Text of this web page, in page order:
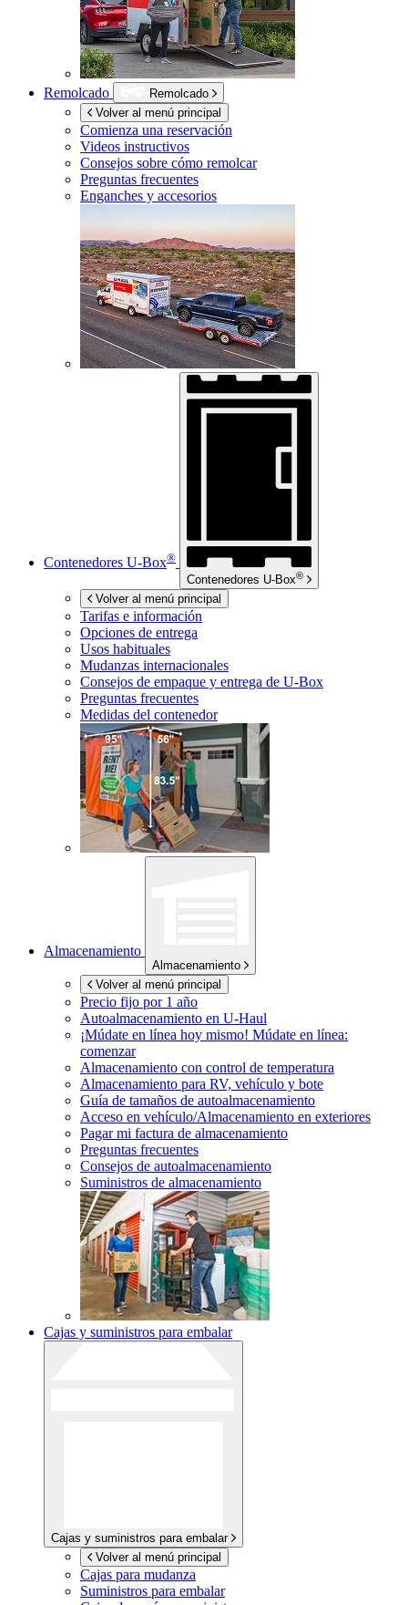
Remolcado
Remolcado
Volver al menú principal
Comienza una reservación
Videos instructivos
Consejos sobre cómo remolcar
Preguntas frecuentes
Enganches y accesorios
Contenedores U-Box®
Contenedores U-Box®
Volver al menú principal
Tarifas e información
Opciones de entrega
Usos habituales
Mudanzas internacionales
Consejos de empaque y entrega de U-Box
Preguntas frecuentes
Medidas del contenedor
Almacenamiento
Almacenamiento
Volver al menú principal
Precio fijo por 1 año
Autoalmacenamiento en U-Haul
¡Múdate en línea hoy mismo! Múdate en línea:
comenzar
Almacenamiento con control de temperatura
Almacenamiento para RV, vehículo y bote
Guía de tamaños de autoalmacenamiento
Acceso en vehículo/Almacenamiento en exteriores
Pagar mi factura de almacenamiento
Preguntas frecuentes
Consejos de autoalmacenamiento
Suministros de almacenamiento
Cajas y suministros para embalar
Cajas y suministros para embalar
Volver al menú principal
Cajas para mudanza
Suministros para embalar